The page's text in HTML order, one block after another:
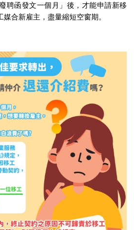
聘函發文一個月」後，才能申請新移
合新雇主，盡量縮短空窗期。